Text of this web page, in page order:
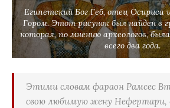
Египетский Бог Геб, отец Осириса
Гором. Этот рисунок был найден в
которая, по мнению археологов,
всего два года.
Этими словам фараон Рамсес
свою любимую жену Нефертари,